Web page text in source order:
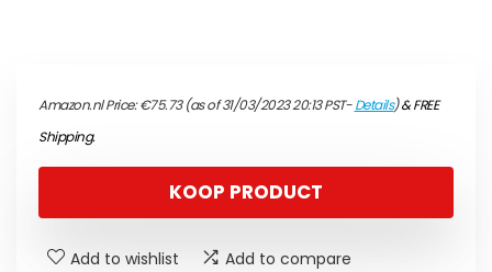
Amazon.nl Price:€75.73(as of 31/03/2023 20:13 PST-Details)&FREE
Shipping.
KOOP PRODUCT
Add to wishlist Add to compare